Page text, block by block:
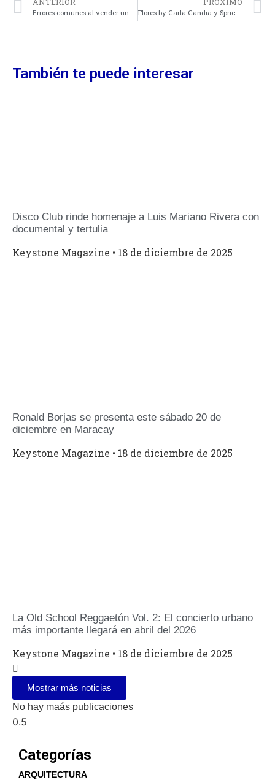
Flores by Carla Candia y Sprickle Green se unen para darle vida a tu rincón verde
También te puede interesar
Disco Club rinde homenaje a Luis Mariano Rivera con
documental y tertulia
Keystone Magazine 18 de diciembre de 2025
Ronald Borjas se presenta este sábado 20 de
diciembre en Maracay
Keystone Magazine 18 de diciembre de 2025
La Old School Reggaetón Vol. 2: El concierto urbano
más importante llegará en abril del 2026
Keystone Magazine 18 de diciembre de 2025
Mostrar más noticias
No hay maás publicaciones
Categorías
ARQUITECTURA